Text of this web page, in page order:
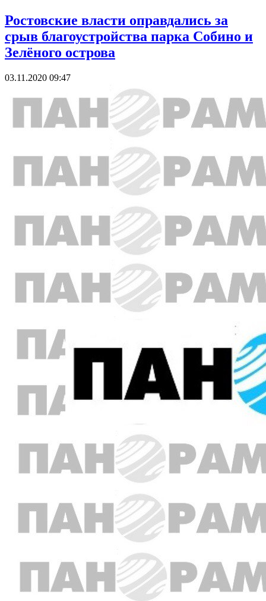
Ростовские власти оправдались за
срыв благоустройства парка Собино и
Зелёного острова
03.11.2020 09:47